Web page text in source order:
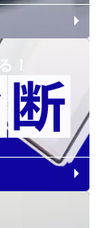
！